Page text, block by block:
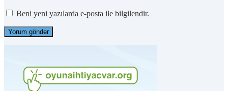
Beni yeni yazılarda e-posta ile bilgilendir.